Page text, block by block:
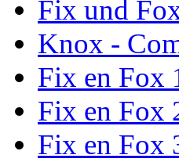
Fix und
Knox -
Fix en Fox
Fix en Fox
Fix en Fox